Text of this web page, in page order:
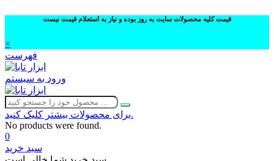
قیمت کلیه محصولات سایت به روز بوده و نیاز به استعلام قیمت نیست
×
فهرست
ورود به سیستم
برای محصولات بیشتر کلیک کنید.
No products were found.
0
سبد خرید